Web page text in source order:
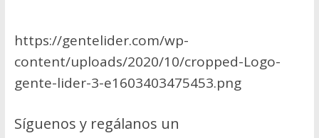
https://gentelider.com/wp-
content/uploads/2020/10/cropped-Logo-
gente-lider-3-e1603403475453.png
Síguenos y regálanos un